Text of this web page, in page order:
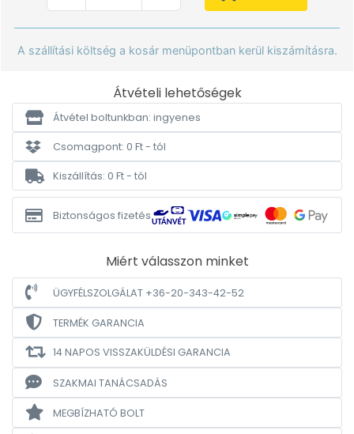
A szállítási költség a kosár menüpontban kerül kiszámításra.
Átvételi lehetőségek
Átvétel boltunkban: ingyenes
Csomagpont: 0 Ft - tól
Kiszállítás: 0 Ft - tól
Biztonságos fizetés
Miért válasszon minket
ÜGYFÉLSZOLGÁLAT +36-20-343-42-52
TERMÉK GARANCIA
14 NAPOS VISSZAKÜLDÉSI GARANCIA
SZAKMAI TANÁCSADÁS
MEGBÍZHATÓ BOLT